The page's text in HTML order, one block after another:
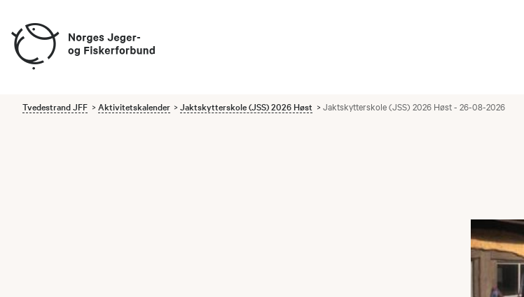
Tvedestrand JFF Aktivitetskalender Jaktskytterskole (JSS) 2026 Høst Jaktskytterskole (JSS) 2026 Høst - 26-08-2026